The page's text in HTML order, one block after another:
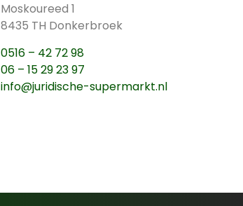
Moskoureed 1
8435 TH Donkerbroek
0516 – 42 72 98
06 – 15 29 23 97
info@juridische-supermarkt.nl